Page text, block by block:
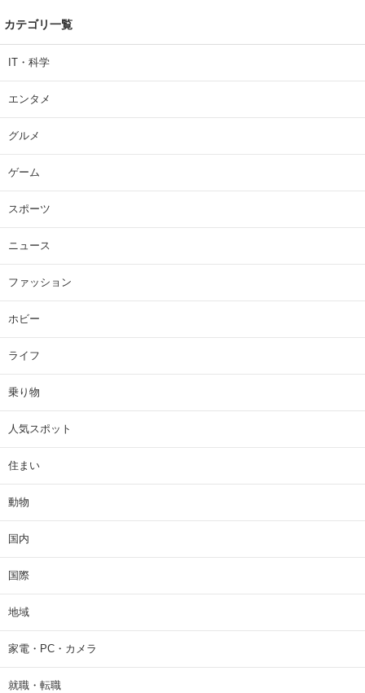
カテゴリ一覧
IT・科学
エンタメ
グルメ
ゲーム
スポーツ
ニュース
ファッション
ホビー
ライフ
乗り物
人気スポット
住まい
動物
国内
国際
地域
家電・PC・カメラ
就職・転職